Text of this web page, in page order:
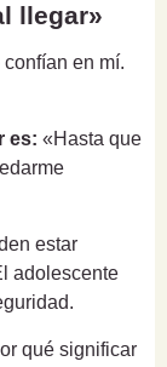
llegar»
confían en mí.
es: «Hasta que
estar
adolescente
qué significar